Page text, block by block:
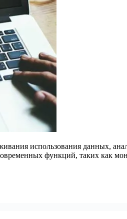
использования данных,
функций, таких как